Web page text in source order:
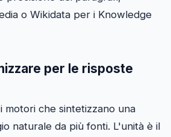
o Wikidata per i Knowledge
per le risposte
motori che sintetizzano una
naturale da più fonti. L'unità è il